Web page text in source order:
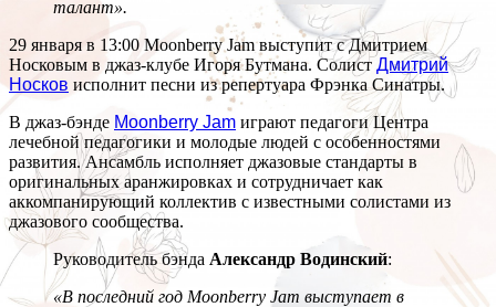
талант».
29 января в 13:00 Moonberry Jam выступит с Дмитрием
Носковым в джаз-клубе Игоря Бутмана. Солист Дмитрий
Носков исполнит песни из репертуара Фрэнка Синатры.
В джаз-бэнде Moonberry Jam играют педагоги Центра
лечебной педагогики и молодые людей с особенностями
развития. Ансамбль исполняет джазовые стандарты в
оригинальных аранжировках и сотрудничает как
аккомпанирующий коллектив с известными солистами из
джазового сообщества.
Руководитель бэнда Александр Водинский:
«В последний год Moonberry Jam выступает в